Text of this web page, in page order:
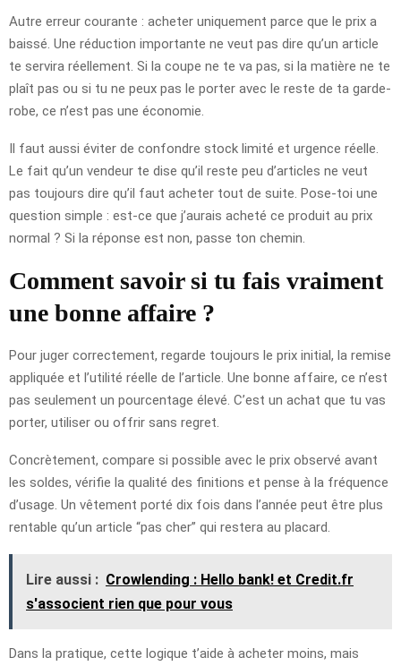
Autre erreur courante : acheter uniquement parce que le prix a
baissé. Une réduction importante ne veut pas dire qu’un article
te servira réellement. Si la coupe ne te va pas, si la matière ne te
plaît pas ou si tu ne peux pas le porter avec le reste de ta garde-
robe, ce n’est pas une économie.
Il faut aussi éviter de confondre stock limité et urgence réelle.
Le fait qu’un vendeur te dise qu’il reste peu d’articles ne veut
pas toujours dire qu’il faut acheter tout de suite. Pose-toi une
question simple : est-ce que j’aurais acheté ce produit au prix
normal ? Si la réponse est non, passe ton chemin.
Comment savoir si tu fais vraiment
une bonne affaire ?
Pour juger correctement, regarde toujours le prix initial, la remise
appliquée et l’utilité réelle de l’article. Une bonne affaire, ce n’est
pas seulement un pourcentage élevé. C’est un achat que tu vas
porter, utiliser ou offrir sans regret.
Concrètement, compare si possible avec le prix observé avant
les soldes, vérifie la qualité des finitions et pense à la fréquence
d’usage. Un vêtement porté dix fois dans l’année peut être plus
rentable qu’un article “pas cher” qui restera au placard.
Lire aussi : Crowlending : Hello bank! et Credit.fr
s'associent rien que pour vous
Dans la pratique, cette logique t’aide à acheter moins, mais